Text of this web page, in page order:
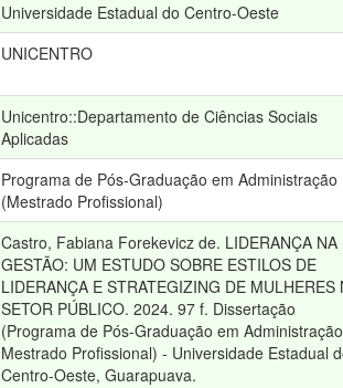
Universidade Estadual do Centro-Oeste
UNICENTRO
Unicentro::Departamento de Ciências Sociais
Aplicadas
Programa de Pós-Graduação em Administração
(Mestrado Profissional)
Castro, Fabiana Forekevicz de. LIDERANÇA NA
GESTÃO: UM ESTUDO SOBRE ESTILOS DE
LIDERANÇA E STRATEGIZING DE MULHERES
SETOR PÚBLICO. 2024. 97 f. Dissertação
(Programa de Pós-Graduação em
Mestrado Profissional) - Universidade Estadual
Centro-Oeste, Guarapuava.